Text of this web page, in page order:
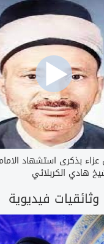
بذكرى استشهاد
هادي الكربلائي
وثائقيات فيديوية